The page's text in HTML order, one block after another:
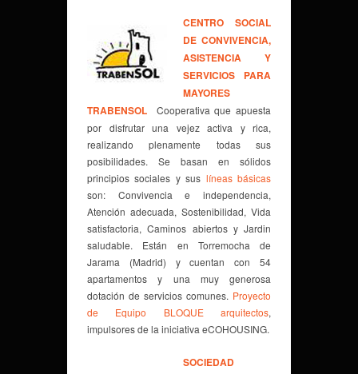
CENTRO SOCIAL
DE CONVIVENCIA,
ASISTENCIA Y
SERVICIOS PARA
MAYORES
TRABENSOL
Cooperativa que apuesta
por disfrutar una vejez activa y rica,
realizando plenamente todas sus
posibilidades. Se basan en sólidos
principios sociales y sus líneas básicas
son: Convivencia e independencia,
Atención adecuada, Sostenibilidad, Vida
satisfactoria, Caminos abiertos y Jardin
saludable. Están en Torremocha de
Jarama (Madrid) y cuentan con 54
apartamentos y una muy generosa
dotación de servicios comunes. Proyecto
de Equipo BLOQUE arquitectos,
impulsores de la iniciativa eCOHOUSING.
SOCIEDAD